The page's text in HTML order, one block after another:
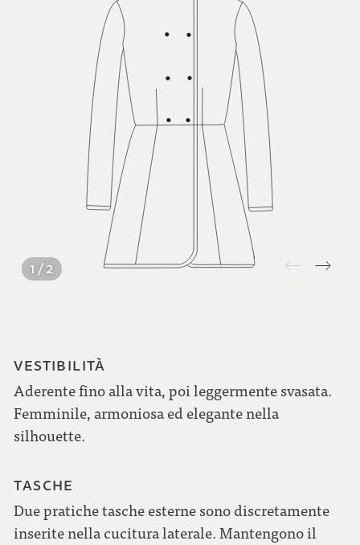
1 / 2
VESTIBILITÀ
Aderente fino alla vita, poi leggermente svasata.
Femminile, armoniosa ed elegante nella
silhouette.
TASCHE
Due pratiche tasche esterne sono discretamente
inserite nella cucitura laterale. Mantengono il